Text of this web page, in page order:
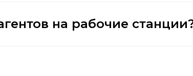
на рабочие